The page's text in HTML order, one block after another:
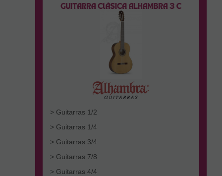
> Guitarras 1/2
> Guitarras 1/4
> Guitarras 3/4
> Guitarras 7/8
> Guitarras 4/4